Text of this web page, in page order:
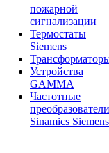
пожарной
сигнализации
Термостаты
Siemens
Устройства
GAMMA
Частотные
преобразователи
Sinamics Siemens